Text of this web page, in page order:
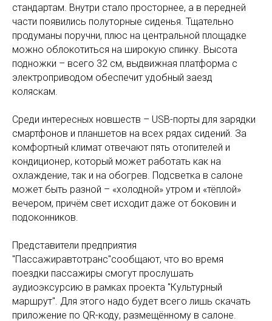
стандартам. Внутри стало просторнее, а в передней
части появились полуторные сиденья. Тщательно
продуманы поручни, плюс на центральной площадке
можно облокотиться на широкую спинку. Высота
подножки – всего 32 см, выдвижная платформа с
электроприводом обеспечит удобный заезд
коляскам.
Среди интересных новшеств – USB-порты для зарядки
смартфонов и планшетов на всех рядах сидений. За
комфортный климат отвечают пять отопителей и
кондиционер, который может работать как на
охлаждение, так и на обогрев. Подсветка в салоне
может быть разной – «холодной» утром и «тёплой»
вечером, причём свет исходит даже от боковин и
подоконников.
Представители предприятия
"Пассажиравтотранс"сообщают, что во время
поездки пассажиры смогут прослушать
аудиоэксурсию в рамках проекта "Культурный
маршрут". Для этого надо будет всего лишь скачать
приложение по QR-коду, размещённому в салоне.